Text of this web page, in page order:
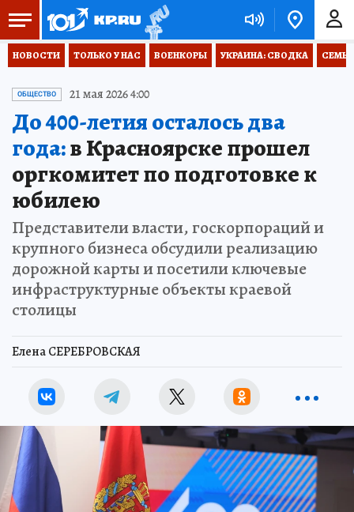
НОВОСТИ ТОЛЬКО У НАС ВОЕНКОРЫ УКРАИНА: СВОДКА
ОБЩЕСТВО 21 мая 2026 4:00
До 400-летия осталось два
года:в Красноярске прошел
оргкомитет по подготовке к
юбилею
Представители власти, госкорпораций и
крупного бизнеса обсудили реализацию
дорожной карты и посетили ключевые
инфраструктурные объекты краевой
столицы
Елена СЕРЕБРОВСКАЯ